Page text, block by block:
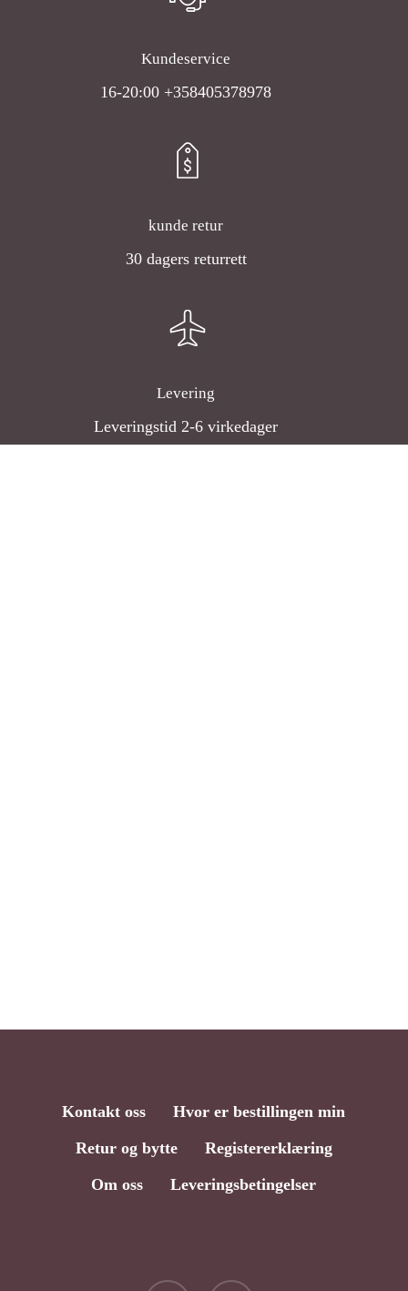
Kundeservice
16-20:00 +358405378978
kunde retur
30 dagers returrett
Levering
Leveringstid 2-6 virkedager
Kontakt oss
Hvor er bestillingen min
Retur og bytte
Registererklæring
Om oss
Leveringsbetingelser